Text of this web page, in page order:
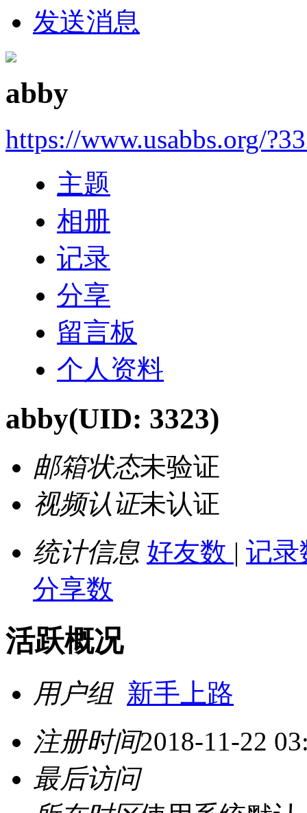
发送消息
abby
https://www.usabbs.org/
主题
相册
记录
分享
留言板
个人资料
abby(UID: 3323)
邮箱状态未验证
视频认证未认证
统计信息 好友数 | 记
分享数
活跃概况
用户组 新手上路
注册时间2018-11-22
最后访问